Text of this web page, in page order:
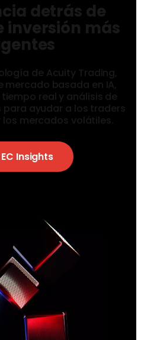
detrás de
inversión más
de Acuity Trading,
basada en IA,
real y análisis de
ayudar a los traders
mercados volátiles.
Insights